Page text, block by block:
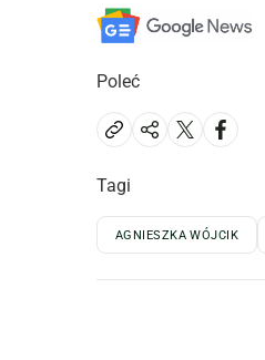
Poleć
Tagi
AGNIESZKA WÓJCIK